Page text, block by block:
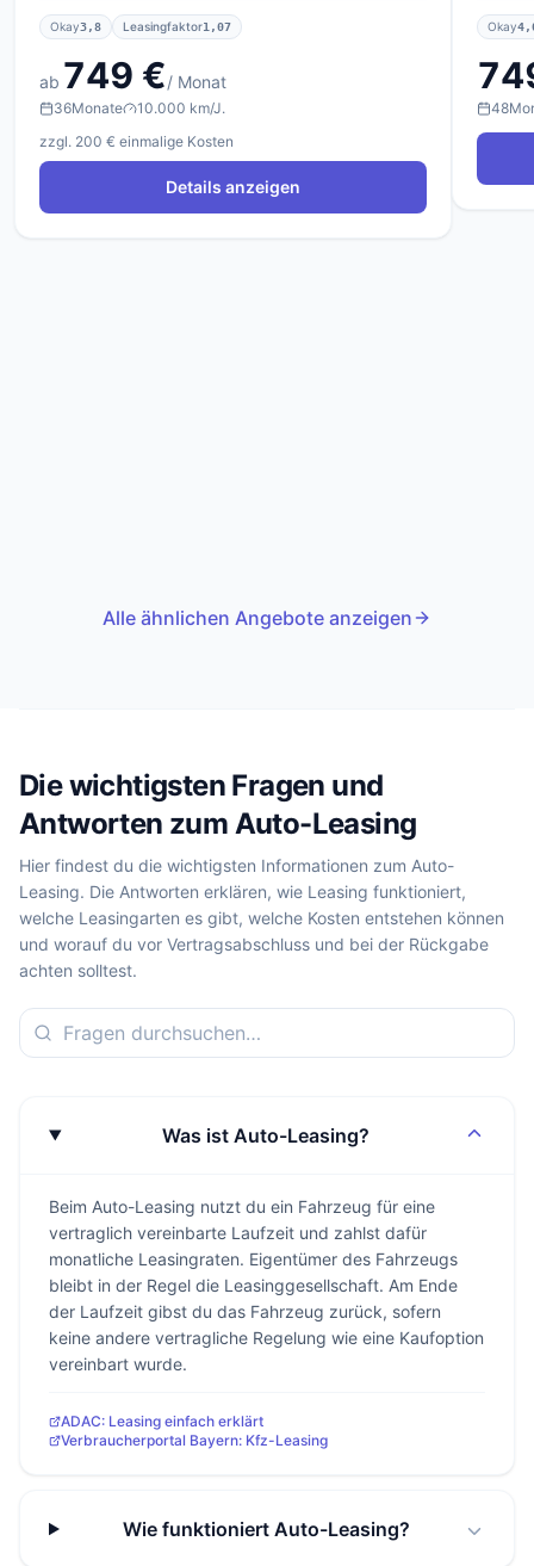
Okay3,8 Leasingfaktor1,07
ab 749 €/ Monat
36Monate
10.000 km/J.
zzgl. 200 € einmalige Kosten
Details anzeigen
Okay
48
Alle ähnlichen Angebote anzeigen
Die wichtigsten Fragen und
Antworten zum Auto-Leasing
Hier findest du die wichtigsten Informationen zum Auto-
Leasing. Die Antworten erklären, wie Leasing funktioniert,
welche Leasingarten es gibt, welche Kosten entstehen können
und worauf du vor Vertragsabschluss und bei der Rückgabe
achten solltest.
Was ist Auto-Leasing?
Beim Auto-Leasing nutzt du ein Fahrzeug für eine
vertraglich vereinbarte Laufzeit und zahlst dafür
monatliche Leasingraten. Eigentümer des Fahrzeugs
bleibt in der Regel die Leasinggesellschaft. Am Ende
der Laufzeit gibst du das Fahrzeug zurück, sofern
keine andere vertragliche Regelung wie eine Kaufoption
vereinbart wurde.
ADAC: Leasing einfach erklärt
Verbraucherportal Bayern: Kfz-Leasing
Wie funktioniert Auto-Leasing?